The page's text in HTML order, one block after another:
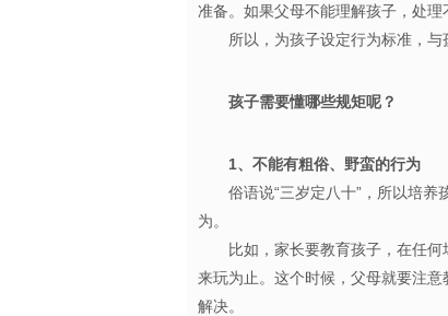
准备。如果父母不能理解孩子，处
所以，为孩子设定行为标准，与
孩子需要懂哪些规矩呢？
1、不能有粗俗、野蛮的行为
俗语说“三岁定八十”，所以培养
为。
比如，家长要教育孩子，在任何场
来玩为止。 这个时候，父母就要注
解决。